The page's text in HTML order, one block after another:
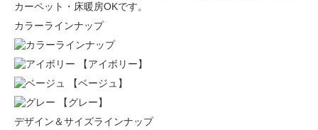
カーペット・床暖房OKです。
カラーラインナップ
【アイボリー】
【ベージュ】
【グレー】
デザイン＆サイズラインナップ